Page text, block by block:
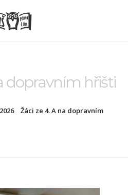
dopravním hřišti
Žáci ze 4. A na dopravním